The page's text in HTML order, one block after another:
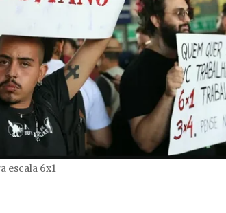
escala 6x1